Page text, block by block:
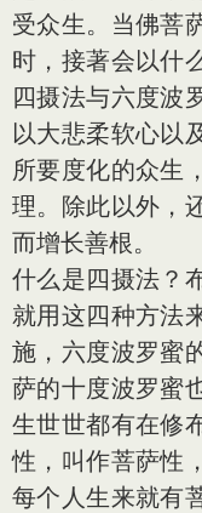
受众生。当佛菩
时，接著会以什
四摄法与六度波
以大悲柔软心以
所要度化的众生
理。除此以外，
而增长善根。
什么是四摄法？
就用这四种方法
施，六度波罗蜜
萨的十度波罗蜜
生世世都有在修
性，叫作菩萨性
每个人生来就有